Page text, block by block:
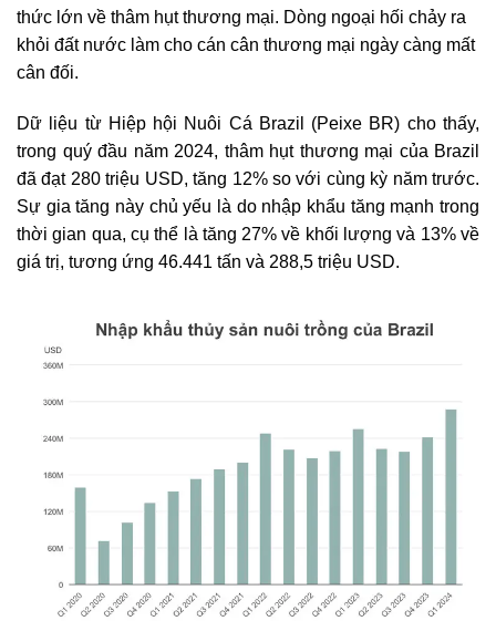
thức lớn về thâm hụt thương mại. Dòng ngoại hối chảy ra
khỏi đất nước làm cho cán cân thương mại ngày càng mất
cân đối.
Dữ liệu từ Hiệp hội Nuôi Cá Brazil (Peixe BR) cho thấy,
trong quý đầu năm 2024, thâm hụt thương mại của Brazil
đã đạt 280 triệu USD, tăng 12% so với cùng kỳ năm trước.
Sự gia tăng này chủ yếu là do nhập khẩu tăng mạnh trong
thời gian qua, cụ thể là tăng 27% về khối lượng và 13% về
giá trị, tương ứng 46.441 tấn và 288,5 triệu USD.